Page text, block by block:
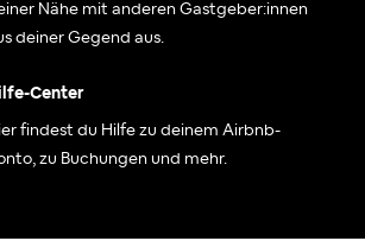
Nähe mit anderen Gastgeber:innen
deiner Gegend aus.
Center
findest du Hilfe zu deinem Airbnb-
zu Buchungen und mehr.